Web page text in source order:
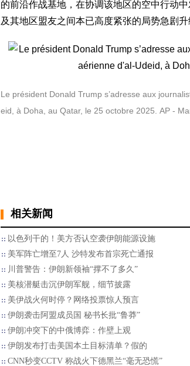
的前沿作战基地，在协调该地区的空中行动
及其地区盟友之间本已高度紧张的局势急剧升
Le président Donald Trump s’adresse aux
eid, à Doha, au Qatar, le 25 octobre 2025. AP -
相关新闻
以色列干的！美方否认空袭伊朗能源设施
美军阵亡增至7人 沙特发布首宗死亡通报
川普警告：伊朗新领袖“撑不了多久”
美核潜艇击沉伊朗军舰，细节披露
美伊战火何时停？网络投票惊人预言
伊朗袭击阿盟成员国 秘书长批“鲁莽”
伊朗冲突下的中俄博弈：作壁上观
伊朗发布打击美国本土目标清单？假的
CNN秒变CCTV 称战火下德黑兰“毫无恐慌”